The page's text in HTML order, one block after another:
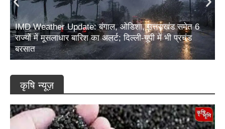
IMD Weather Update: बंगाल, ओडिशा, उत्तराखंड समेत 6
राज्यों में मूसलाधार बारिश का अलर्ट; दिल्ली-यूपी में भी प्रचंड
बरसात
कृषि न्यूज़